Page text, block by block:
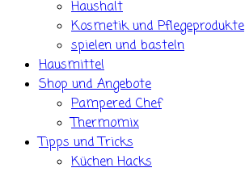
Haushalt
Kosmetik und Pflegeprodukte
spielen und basteln
Hausmittel
Shop und Angebote
Pampered Chef
Thermomix
Tipps und Tricks
Küchen Hacks